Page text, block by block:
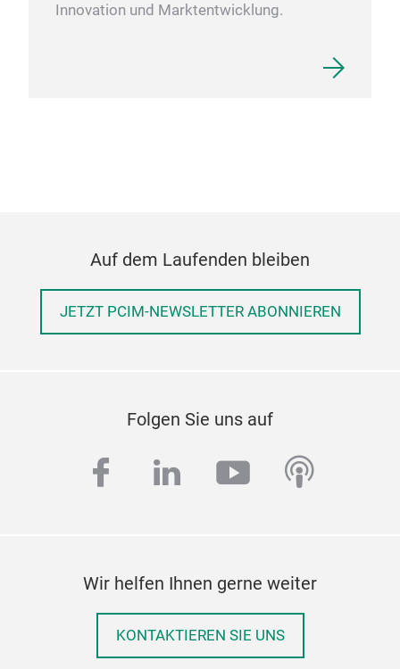
Innovation und Marktentwicklung.
Auf dem Laufenden bleiben
JETZT PCIM-NEWSLETTER ABONNIEREN
Folgen Sie uns auf
facebook
linkedinyoutube
Wir helfen Ihnen gerne weiter
KONTAKTIEREN SIE UNS